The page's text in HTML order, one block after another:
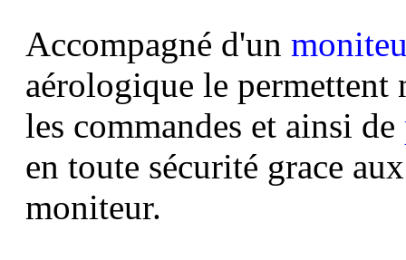
Accompagné d'un
aérologique le permettent
les commandes et ainsi de
en toute sécurité grace
moniteur.